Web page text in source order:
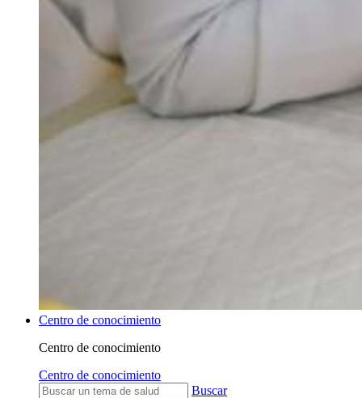
Centro de conocimiento
Centro de conocimiento
Centro de conocimiento
Buscar